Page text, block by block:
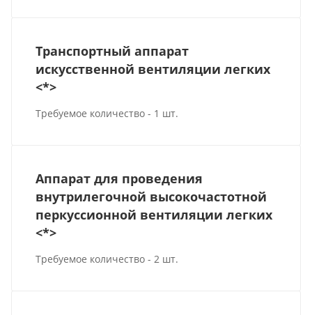
Транспортный аппарат
искусственной вентиляции легких
<*>
Требуемое количество - 1 шт.
Аппарат для проведения
внутрилегочной высокочастотной
перкуссионной вентиляции легких
<*>
Требуемое количество - 2 шт.